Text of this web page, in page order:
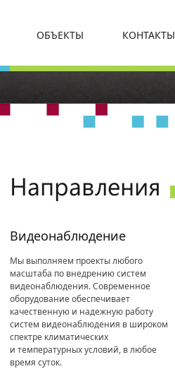
ОБЪЕКТЫ КОНТАКТЫ
Направления
Видеонаблюдение
Мы выполняем проекты любого
масштаба по внедрению систем
видеонаблюдения. Современное
оборудование обеспечивает
качественную и надежную работу
систем видеонаблюдения в широком
спектре климатических
и температурных условий, в любое
время суток.